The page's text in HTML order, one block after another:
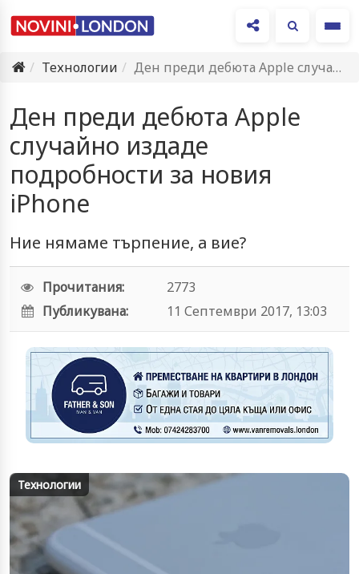
Технологии
Ден преди дебюта Apple случайно издаде подробности за новия iPhone
Ден преди дебюта Apple
случайно издаде
подробности за новия
iPhone
Ние нямаме търпение, а вие?
Прочитания:
2773
Публикувана:
11 Септември 2017, 13:03
Технологии